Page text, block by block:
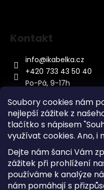
Soubory cookies nám
nejlepší zážitek z
tlačítko s nápisem
využívat cookies. Ano, i
Dejte nám šanci Vám
zážitek při prohlížení
používáme k analýze
nám pomáhají s
Kontakt
info@ikabelka.cz
+420 733 43 50 40
Po-Pá, 9-17h
Kontakt
Sitemap
Doprava a Platba
Reklamace Zboží